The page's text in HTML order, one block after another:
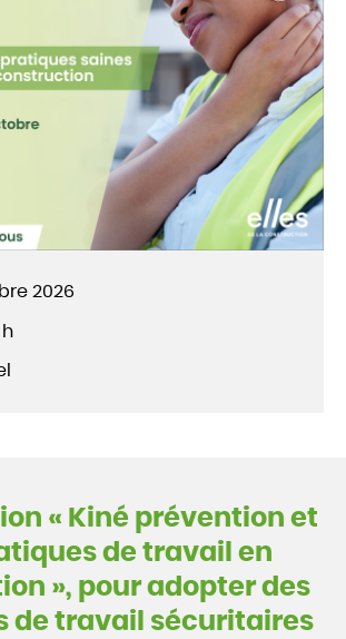
2026
h
« Kiné prévention et
de travail en
», pour adopter des
de travail sécuritaires